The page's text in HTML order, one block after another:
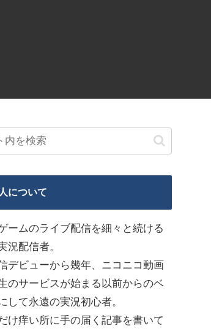
について
ームのライブ配信を細々と続ける
況配信者。
デビューから幾年、ニコニコ動画
のサービスが始まる以前からのベ
して永遠の実況初心者。
け痒い所に手の届く記事を書いて